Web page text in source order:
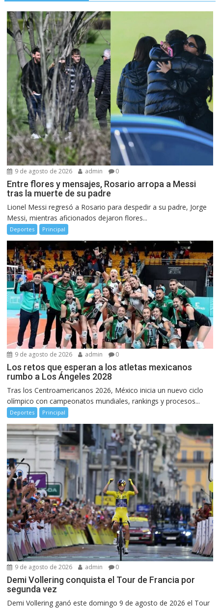
9 de agosto de 2026 admin 0
Entre flores y mensajes, Rosario arropa a Messi
tras la muerte de su padre
Lionel Messi regresó a Rosario para despedir a su padre, Jorge
Messi, mientras aficionados dejaron flores...
Deportes Principal
9 de agosto de 2026 admin 0
Los retos que esperan a los atletas mexicanos
rumbo a Los Ángeles 2028
Tras los Centroamericanos 2026, México inicia un nuevo ciclo
olímpico con campeonatos mundiales, rankings y procesos...
Deportes Principal
9 de agosto de 2026 admin 0
Demi Vollering conquista el Tour de Francia por
segunda vez
Demi Vollering ganó este domingo 9 de agosto de 2026 el Tour